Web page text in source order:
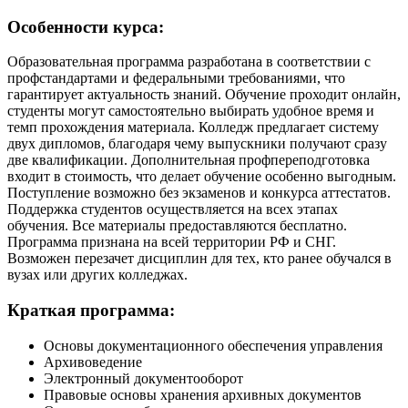
Особенности курса:
Образовательная программа разработана в соответствии с
профстандартами и федеральными требованиями, что
гарантирует актуальность знаний. Обучение проходит онлайн,
студенты могут самостоятельно выбирать удобное время и
темп прохождения материала. Колледж предлагает систему
двух дипломов, благодаря чему выпускники получают сразу
две квалификации. Дополнительная профпереподготовка
входит в стоимость, что делает обучение особенно выгодным.
Поступление возможно без экзаменов и конкурса аттестатов.
Поддержка студентов осуществляется на всех этапах
обучения. Все материалы предоставляются бесплатно.
Программа признана на всей территории РФ и СНГ.
Возможен перезачет дисциплин для тех, кто ранее обучался в
вузах или других колледжах.
Краткая программа:
Основы документационного обеспечения управления
Архивоведение
Электронный документооборот
Правовые основы хранения архивных документов